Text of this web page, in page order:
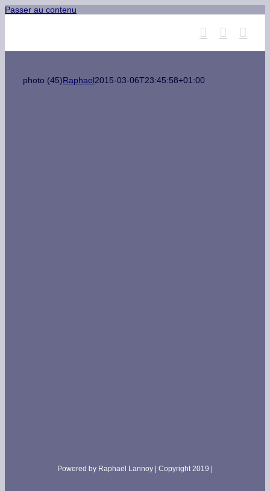
Passer au contenu
photo (45)Raphael2015-03-06T23:45:58+01:00
Powered by Raphaël Lannoy | Copyright 2019 |